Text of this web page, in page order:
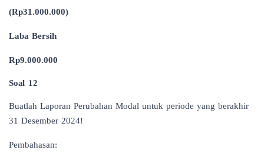
(Rp31.000.000)
Laba Bersih
Rp9.000.000
Soal 12
Buatlah Laporan Perubahan Modal untuk periode yang berakhir
31 Desember 2024!
Pembahasan: